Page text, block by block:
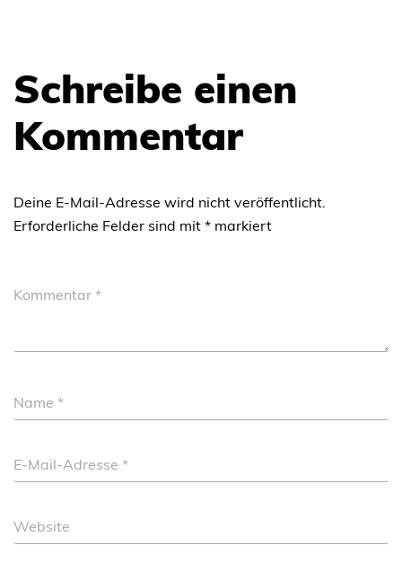
Schreibe einen
Kommentar
Deine E-Mail-Adresse wird nicht veröffentlicht.
Erforderliche Felder sind mit * markiert
Kommentar *
Name *
E-Mail-Adresse *
Website